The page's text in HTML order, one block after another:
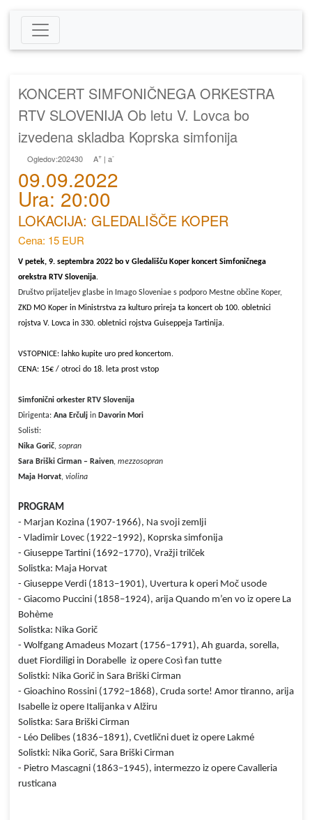
KONCERT SIMFONIČNEGA ORKESTRA
RTV SLOVENIJA Ob letu V. Lovca bo
izvedena skladba Koprska simfonija
Ogledov:202430 A+| a-
09.09.2022
Ura: 20:00
LOKACIJA: GLEDALIŠČE KOPER
Cena: 15 EUR
V petek, 9. septembra 2022 bo v Gledališču Koper koncert Simfoničnega
orekstra RTV Slovenija.
Društvo prijateljev glasbe in Imago Sloveniae s podporo Mestne občine Koper,
ZKD MO Koper in Ministrstva za kulturo prireja ta koncert ob 100. obletnici
rojstva V. Lovca in330. obletnici rojstva Guiseppeja Tartinija.
VSTOPNICE: lahko kupite uro pred koncertom.
CENA: 15€ / otroci do 18. leta prost vstop
Simfonični orkester RTV Slovenija
Dirigenta: Ana Erčuljin Davorin Mori
Solisti:
Nika Gorič, sopran
Sara Briški Cirman – Raiven, mezzosopran
Maja Horvat, violina
PROGRAM
- Marjan Kozina (1907-1966), Na svoji zemlji
- Vladimir Lovec (1922–1992), Koprska simfonija
- Giuseppe Tartini (1692–1770), Vražji trilček
Solistka: Maja Horvat
- Giuseppe Verdi (1813–1901), Uvertura k operi Moč usode
- Giacomo Puccini (1858–1924), arija Quando m’en vo iz opere La
Bohème
Solistka: Nika Gorič
- Wolfgang Amadeus Mozart (1756–1791), Ah guarda, sorella,
duet Fiordiligi in Dorabelle iz opere Così fan tutte
Solistki: Nika Gorič in Sara Briški Cirman
- Gioachino Rossini (1792–1868), Cruda sorte! Amor tiranno, arija
Isabelle iz opere Italijanka v Alžiru
Solistka: Sara Briški Cirman
- Léo Delibes (1836–1891), Cvetlični duet iz opere Lakmé
Solistki: Nika Gorič, Sara Briški Cirman
- Pietro Mascagni (1863–1945), intermezzo iz opere Cavalleria
rusticana